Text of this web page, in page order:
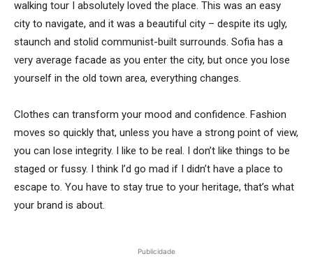
walking tour I absolutely loved the place. This was an easy
city to navigate, and it was a beautiful city – despite its ugly,
staunch and stolid communist-built surrounds. Sofia has a
very average facade as you enter the city, but once you lose
yourself in the old town area, everything changes.
Clothes can transform your mood and confidence. Fashion
moves so quickly that, unless you have a strong point of view,
you can lose integrity. I like to be real. I don’t like things to be
staged or fussy. I think I’d go mad if I didn’t have a place to
escape to. You have to stay true to your heritage, that’s what
your brand is about.
Publicidade